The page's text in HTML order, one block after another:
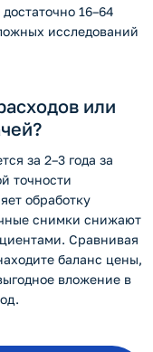
16–64
исследований
или
за 2–3 года за
точности
обработку
снимки снижают
Сравнивая
баланс цены,
вложение в